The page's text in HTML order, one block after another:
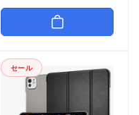
格
セール